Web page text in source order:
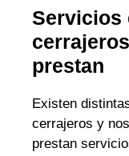
Servicios
prestan
Existen
cerrajeros y
prestan